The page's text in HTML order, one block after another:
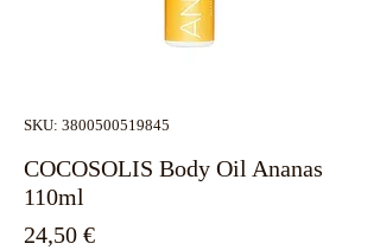
SKU: 3800500519845
COCOSOLIS Body Oil Ananas
110ml
24,50 €Τιμή